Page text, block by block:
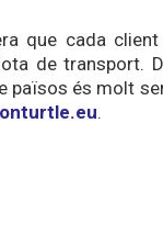
que cada
de transport.
països és molt
.